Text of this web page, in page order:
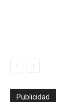
Publicidad